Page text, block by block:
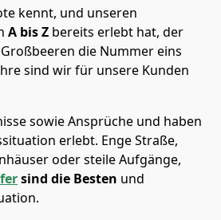
kennt, und unseren
A bis Z bereits erlebt hat, der
die Nummer eins
sind wir für unsere Kunden
sowie Ansprüche und haben
erlebt. Enge Straße,
oder steile Aufgänge,
sind die Besten und